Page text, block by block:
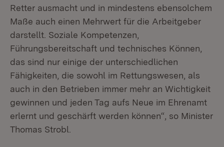
Retter ausmacht und in mindestens ebensolchem
Maße auch einen Mehrwert für die Arbeitgeber
darstellt. Soziale Kompetenzen,
Führungsbereitschaft und technisches Können,
das sind nur einige der unterschiedlichen
Fähigkeiten, die sowohl im Rettungswesen, als
auch in den Betrieben immer mehr an Wichtigkeit
gewinnen und jeden Tag aufs Neue im Ehrenamt
erlernt und geschärft werden können“, so Minister
Thomas Strobl.